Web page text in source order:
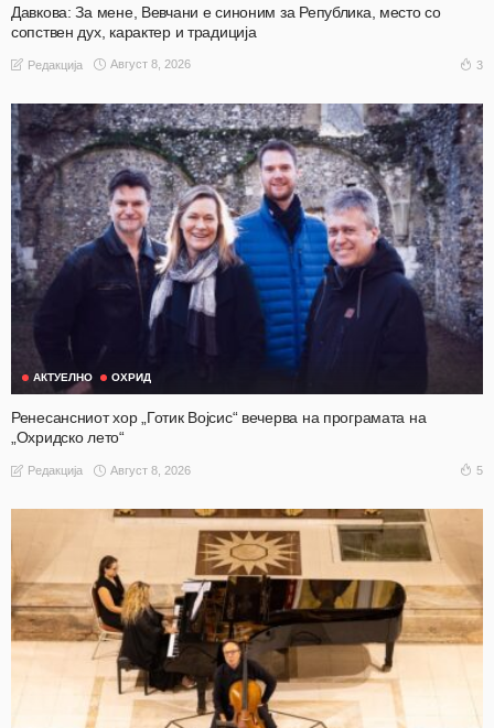
Давкова: За мене, Вевчани е синоним за Република, место со
сопствен дух, карактер и традиција
Редакција Август 8, 2026 3
АКТУЕЛНО ОХРИД
Ренесансниот хор „Готик Војсис“ вечерва на програмата на
„Охридско лето“
Редакција Август 8, 2026 5